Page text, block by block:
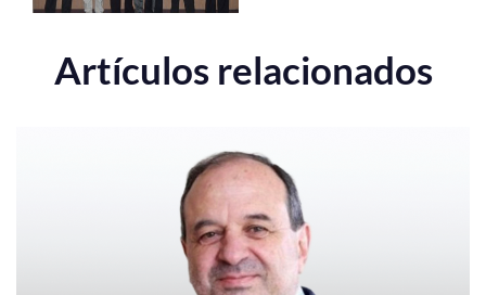
Artículos relacionados